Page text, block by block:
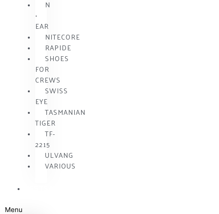
N
•
EAR
NITECORE
RAPIDE
SHOES
FOR
CREWS
SWISS
EYE
TASMANIAN
TIGER
TF-
2215
ULVANG
VARIOUS
Menu